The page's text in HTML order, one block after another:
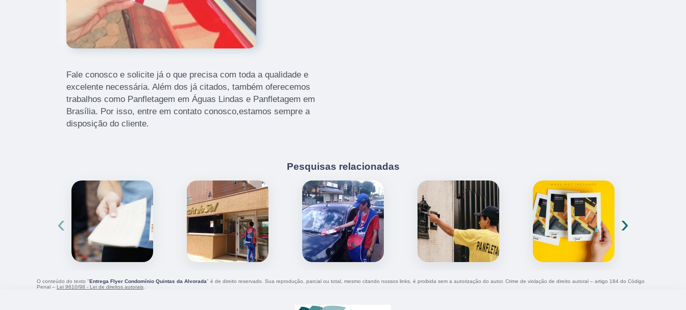
Fale conosco e solicite já o que precisa com toda a qualidade e
excelente necessária. Além dos já citados, também oferecemos
trabalhos como Panfletagem em Águas Lindas e Panfletagem em
Brasília. Por isso, entre em contato conosco,estamos sempre a
disposição do cliente.
Pesquisas relacionadas
‹ ›
O conteúdo do texto "Entrega Flyer Condomínio Quintas da Alvorada" é de direito reservado. Sua reprodução, parcial ou total, mesmo citando nossos links, é proibida sem a autorização do autor. Crime de violação de direito autoral – artigo 184 do Código
Penal – Lei 9610/98 - Lei de direitos autorais